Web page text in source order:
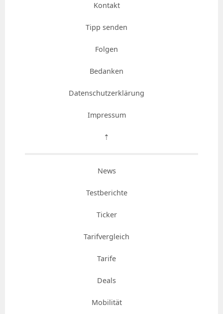
Kontakt
Tipp senden
Folgen
Bedanken
Datenschutzerklärung
Impressum
⇡
News
Testberichte
Ticker
Tarifvergleich
Tarife
Deals
Mobilität